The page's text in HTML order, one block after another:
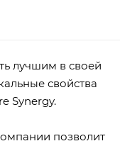
лучшим в своей
свойства
Synergy.
позволит